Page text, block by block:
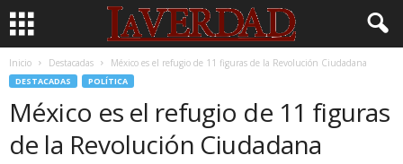
Inicio Destacadas México es el refugio de 11 figuras de la Revolución Ciudadana
DESTACADAS POLÍTICA
México es el refugio de 11 figuras
de la Revolución Ciudadana